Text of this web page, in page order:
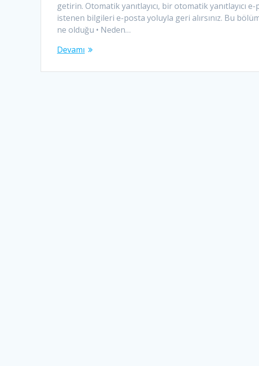
getirin. Otomatik yanıtlayıcı, bir otomatik yanıtlayıcı
istenen bilgileri e-posta yoluyla geri alırsınız. Bu
ne olduğu • Neden…
Devamı